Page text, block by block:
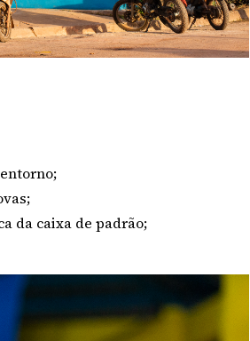
da caixa de padrão;